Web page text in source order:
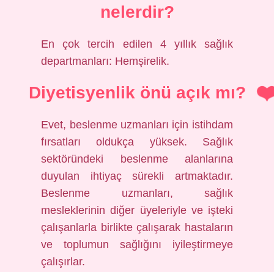
nelerdir?
En çok tercih edilen 4 yıllık sağlık
departmanları: Hemşirelik.
Diyetisyenlik önü açık mı?
Evet, beslenme uzmanları için istihdam
fırsatları oldukça yüksek. Sağlık
sektöründeki beslenme alanlarına
duyulan ihtiyaç sürekli artmaktadır.
Beslenme uzmanları, sağlık
mesleklerinin diğer üyeleriyle ve işteki
çalışanlarla birlikte çalışarak hastaların
ve toplumun sağlığını iyileştirmeye
çalışırlar.